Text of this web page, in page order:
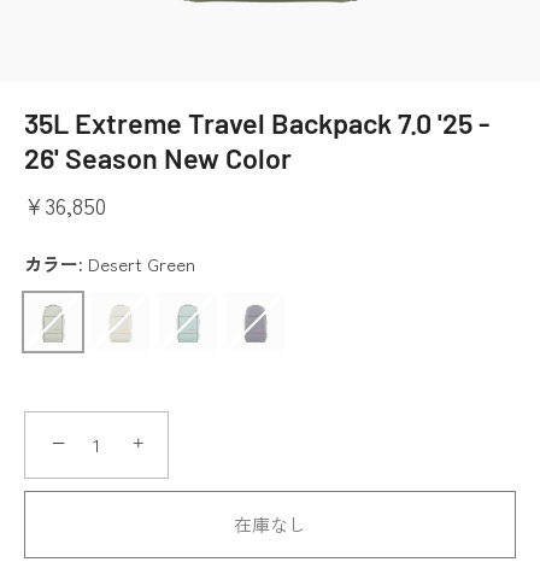
35L Extreme Travel Backpack 7.0 '25 -
26' Season New Color
¥36,850
カラー: Desert Green
− +
在庫なし